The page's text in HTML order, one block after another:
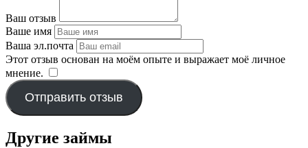
Ваш отзыв
Ваше имя
Ваша эл.почта
Этот отзыв основан на моём опыте и выражает моё личное
мнение.
Отправить отзыв
Другие займы